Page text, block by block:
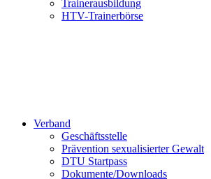
Trainerausbildung
HTV-Trainerbörse
Verband
Geschäftsstelle
Prävention sexualisierter Gewalt
DTU Startpass
Dokumente/Downloads